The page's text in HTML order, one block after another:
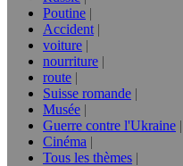
Poutine
Accident
voiture
nourriture
route
Suisse romande
Musée
Guerre contre l'Ukraine
Cinéma
Tous les thèmes